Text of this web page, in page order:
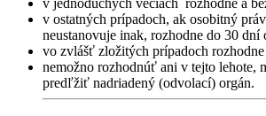
v ostatných prípadoch, ak osobitný
neustanovuje inak, rozhodne do 30 dní
vo zvlášť zložitých prípadoch
nemožno rozhodnúť ani v tejto lehote,
predľžiť nadriadený (odvolací) orgán.